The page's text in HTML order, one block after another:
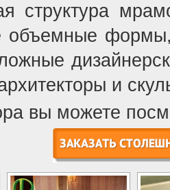
структура
объемные формы,
и
вы можете